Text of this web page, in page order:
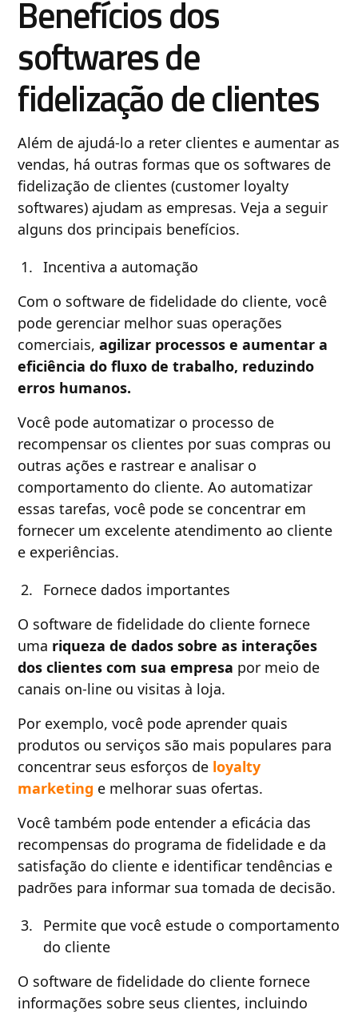
Benefícios dos
softwares de
fidelização de clientes
Além de ajudá-lo a reter clientes e aumentar as
vendas, há outras formas que os softwares de
fidelização de clientes (customer loyalty
softwares) ajudam as empresas. Veja a seguir
alguns dos principais benefícios.
Incentiva a automação
Com o software de fidelidade do cliente, você
pode gerenciar melhor suas operações
comerciais,agilizar processos e aumentar a
eficiência do fluxo de trabalho, reduzindo
erros humanos.
Você pode automatizar o processo de
recompensar os clientes por suas compras ou
outras ações e rastrear e analisar o
comportamento do cliente. Ao automatizar
essas tarefas, você pode se concentrar em
fornecer um excelente atendimento ao cliente
e experiências.
Fornece dados importantes
O software de fidelidade do cliente fornece
uma riqueza de dados sobre as interações
dos clientes com sua empresa por meio de
canais on-line ou visitas à loja.
Por exemplo, você pode aprender quais
produtos ou serviços são mais populares para
concentrar seus esforços de loyalty
marketing e melhorar suas ofertas.
Você também pode entender a eficácia das
recompensas do programa de fidelidade e da
satisfação do cliente e identificar tendências e
padrões para informar sua tomada de decisão.
Permite que você estude o comportamento
do cliente
O software de fidelidade do cliente fornece
informações sobre seus clientes, incluindo